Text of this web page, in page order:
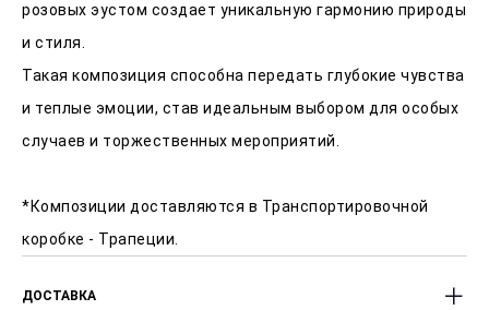
розовых эустом создает уникальную гармонию природы
и стиля.
Такая композиция способна передать глубокие чувства
и теплые эмоции, став идеальным выбором для особых
случаев и торжественных мероприятий.
*Композиции доставляются в Транспортировочной
коробке - Трапеции.
ДОСТАВКА